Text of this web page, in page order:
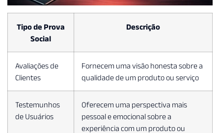
Tipo de Prova
Social
Descrição
Avaliações de
Clientes
Fornecem uma visão honesta sobre a
qualidade de um produto ou serviço
Testemunhos
de Usuários
Oferecem uma perspectiva mais
pessoal e emocional sobre a
experiência com um produto ou